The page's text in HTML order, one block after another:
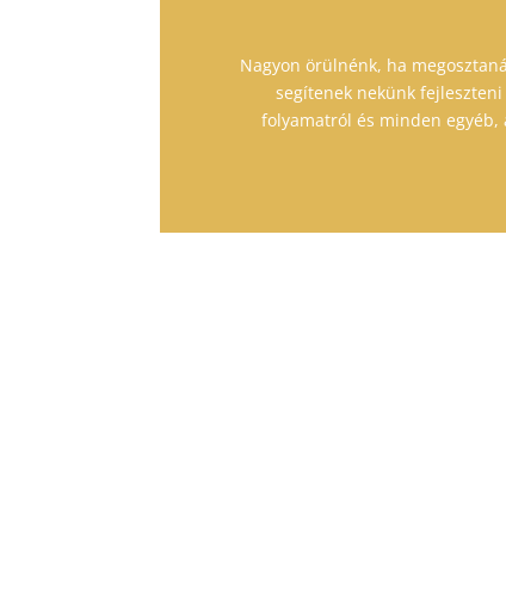
Nagyon örülnénk, ha
segítenek nekünk
folyamatról és minden egyéb,